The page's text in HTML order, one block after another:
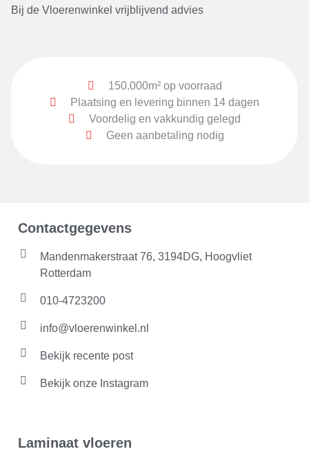
Bij de Vloerenwinkel vrijblijvend advies
150.000m² op voorraad
Plaatsing en levering binnen 14 dagen
Voordelig en vakkundig gelegd
Geen aanbetaling nodig
Contactgegevens
Mandenmakerstraat 76, 3194DG, Hoogvliet
Rotterdam
010-4723200
info@vloerenwinkel.nl
Bekijk recente post
Bekijk onze Instagram
Laminaat vloeren